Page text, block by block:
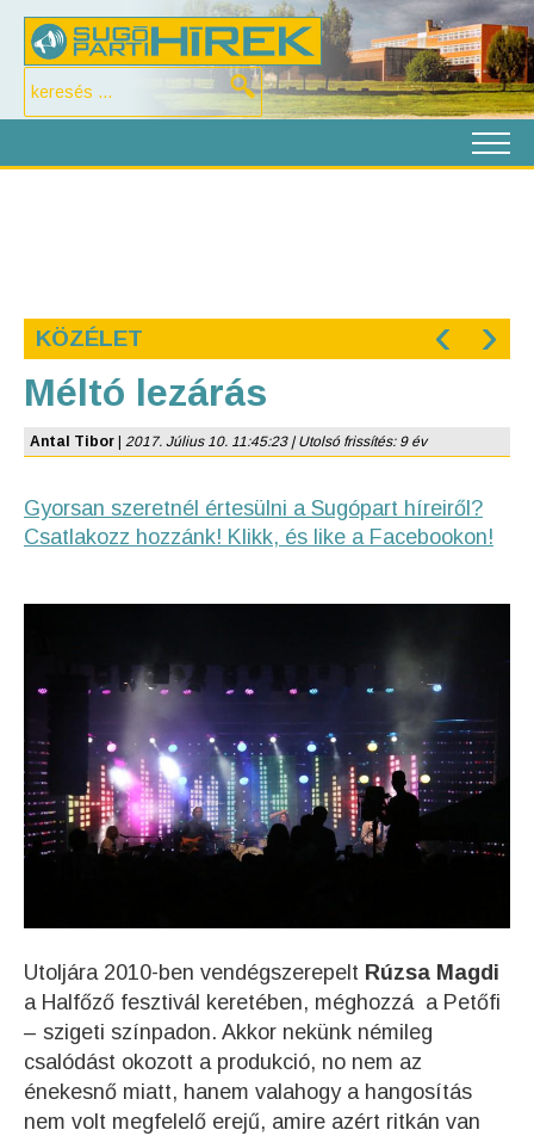
KÖZÉLET ‹ ›
Méltó lezárás
Antal Tibor 2017. Július 10. 11:45:23 | Utolsó frissítés: 9 év
Gyorsan szeretnél értesülni a Sugópart híreiről?
Csatlakozz hozzánk! Klikk, és like a Facebookon!
Utoljára 2010-ben vendégszerepelt Rúzsa Magdi
a Halfőző fesztivál keretében, méghozzá a Petőfi
– szigeti színpadon. Akkor nekünk némileg
csalódást okozott a produkció, no nem az
énekesnő miatt, hanem valahogy a hangosítás
nem volt megfelelő erejű, amire azért ritkán van